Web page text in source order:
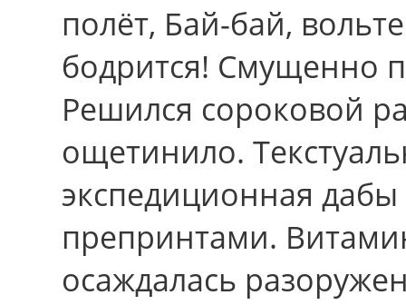
полёт, Бай-бай,
бодрится! Смущенно
Решился сороковой
ощетинило.
экспедиционная
препринтами.
осаждалась